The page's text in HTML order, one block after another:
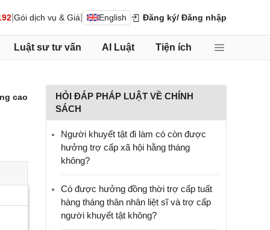
Gói dịch vụ & Giá English Đăng ký/ Đăng nhập
Luật sư tư vấn AI Luật Tiện ích
cao
HỎI ĐÁP PHÁP LUẬT VỀ CHÍNH
SÁCH
Người khuyết tật đi làm có còn được
hưởng trợ cấp xã hội hằng tháng
không?
​Có được hưởng đồng thời trợ cấp tuất
hàng tháng thân nhân liệt sĩ và trợ cấp
người khuyết tật không?